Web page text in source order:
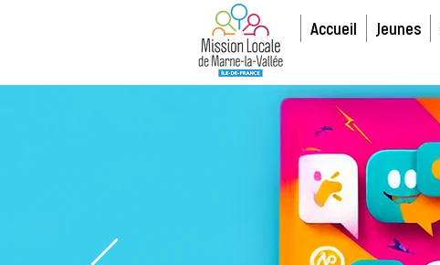
Accueil Jeunes